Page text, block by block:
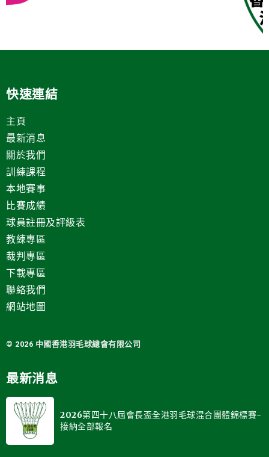
快速連結
主頁
最新消息
關於我們
訓練課程
本地賽事
比賽成績
球員註冊及評級表
教練專區
裁判專區
下載專區
聯絡我們
網站地圖
© 2026 中國 香港羽毛球總會有限公司
最新消息
2026第四十八屆會長盃全港羽毛球混合團體錦標賽-
接納全部報名